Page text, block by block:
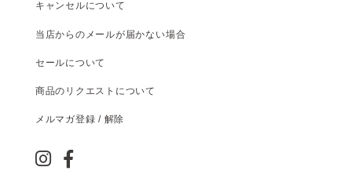
キャンセルについて
当店からのメールが届かない場合
セールについて
商品のリクエストについて
メルマガ登録 / 解除